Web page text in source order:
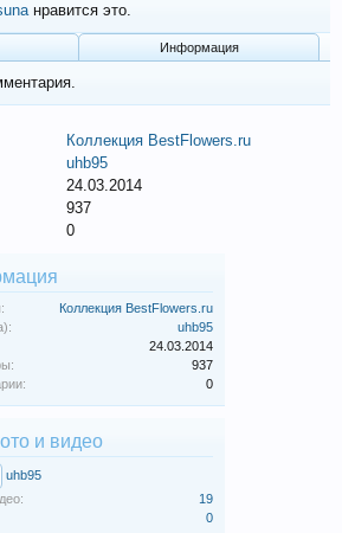
нравится это.
Информация
Коллекция BestFlowers.ru
uhb95
24.03.2014
937
0
Коллекция BestFlowers.ru
uhb95
24.03.2014
937
0
и видео
uhb95
19
0